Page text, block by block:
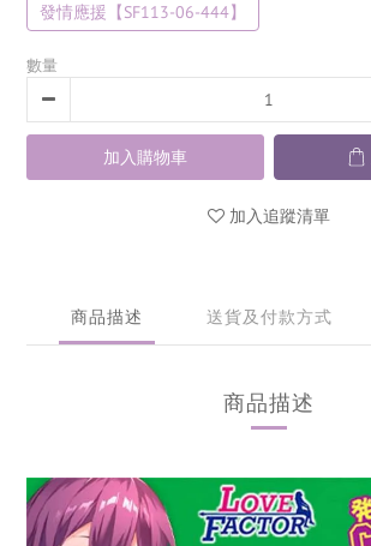
發情應援【SF113-06-444】
數量
加入購物車
加入追蹤清單
商品描述 送貨及付款方式
商品描述